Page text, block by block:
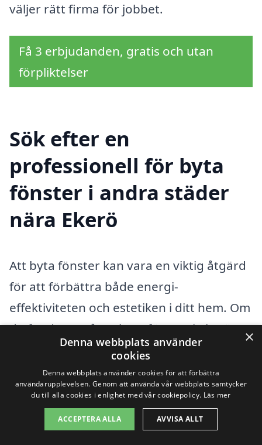
väljer rätt firma för jobbet.
Få 3 erbjudanden, gratis och utan
förpliktelser
Sök efter en
professionell för byta
fönster i andra städer
nära Ekerö
Att byta fönster kan vara en viktig åtgärd
för att förbättra både energi-
effektiviteten och estetiken i ditt hem. Om
du funderar på att byta fönster i Ekerö,
finns det en mängd alternativ att
överväga i närområdet. Du kan enkelt få
hjälp av professionella hantverkare som
är specialiserade på fönsterbyten och
som kan ge dig skräddarsydda lösningar
×
Denna webbplats använder
cookies
Denna webbplats använder cookies för att förbättra
användarupplevelsen. Genom att använda vår webbplats samtycker
du till alla cookies i enlighet med vår cookiepolicy. Läs mer
ACCEPTERA ALLA AVVISA ALLT